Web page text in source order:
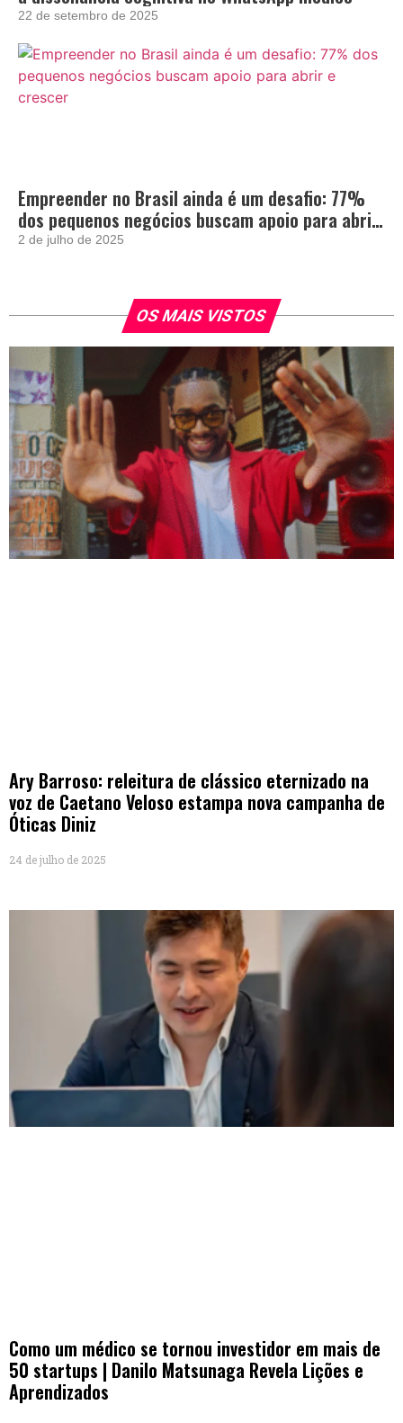
22 de setembro de 2025
Empreender no Brasil ainda é um desafio: 77%
dos pequenos negócios buscam apoio para abrir
e crescer
2 de julho de 2025
OS MAIS VISTOS
Ary Barroso: releitura de clássico eternizado na
voz de Caetano Veloso estampa nova campanha de
Óticas Diniz
24 de julho de 2025
Como um médico se tornou investidor em mais de
50 startups | Danilo Matsunaga Revela Lições e
Aprendizados